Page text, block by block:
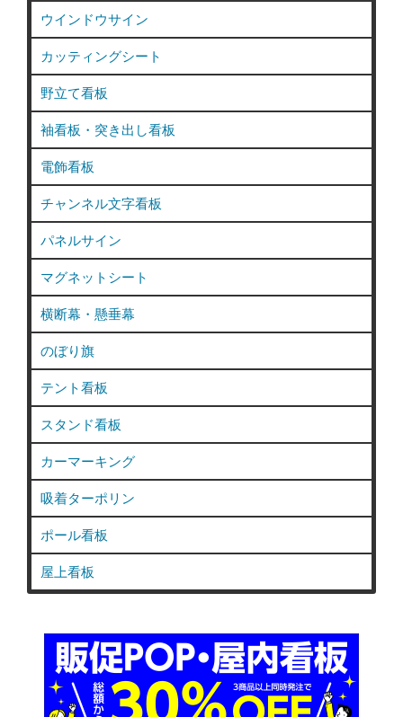
ウインドウサイン
カッティングシート
野立て看板
袖看板・突き出し看板
電飾看板
チャンネル文字看板
パネルサイン
マグネットシート
横断幕・懸垂幕
のぼり旗
テント看板
スタンド看板
カーマーキング
吸着ターポリン
ポール看板
屋上看板